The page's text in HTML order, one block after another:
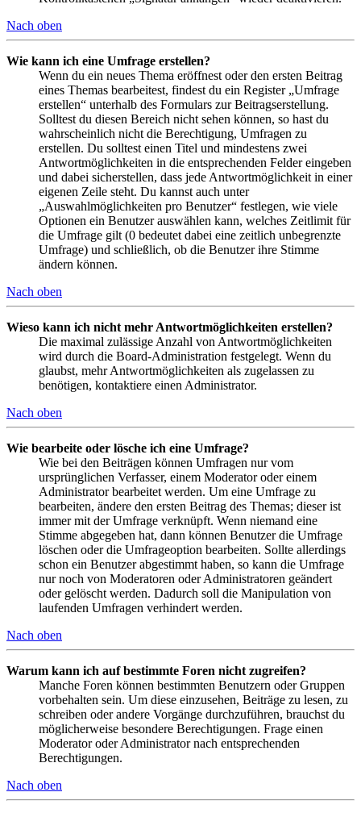
Nach oben
Wie kann ich eine Umfrage erstellen?
Wenn du ein neues Thema eröffnest oder den ersten Beitrag
eines Themas bearbeitest, findest du ein Register „Umfrage
erstellen“ unterhalb des Formulars zur Beitragserstellung.
Solltest du diesen Bereich nicht sehen können, so hast du
wahrscheinlich nicht die Berechtigung, Umfragen zu
erstellen. Du solltest einen Titel und mindestens zwei
Antwortmöglichkeiten in die entsprechenden Felder eingeben
und dabei sicherstellen, dass jede Antwortmöglichkeit in einer
eigenen Zeile steht. Du kannst auch unter
„Auswahlmöglichkeiten pro Benutzer“ festlegen, wie viele
Optionen ein Benutzer auswählen kann, welches Zeitlimit für
die Umfrage gilt (0 bedeutet dabei eine zeitlich unbegrenzte
Umfrage) und schließlich, ob die Benutzer ihre Stimme
ändern können.
Nach oben
Wieso kann ich nicht mehr Antwortmöglichkeiten erstellen?
Die maximal zulässige Anzahl von Antwortmöglichkeiten
wird durch die Board-Administration festgelegt. Wenn du
glaubst, mehr Antwortmöglichkeiten als zugelassen zu
benötigen, kontaktiere einen Administrator.
Nach oben
Wie bearbeite oder lösche ich eine Umfrage?
Wie bei den Beiträgen können Umfragen nur vom
ursprünglichen Verfasser, einem Moderator oder einem
Administrator bearbeitet werden. Um eine Umfrage zu
bearbeiten, ändere den ersten Beitrag des Themas; dieser ist
immer mit der Umfrage verknüpft. Wenn niemand eine
Stimme abgegeben hat, dann können Benutzer die Umfrage
löschen oder die Umfrageoption bearbeiten. Sollte allerdings
schon ein Benutzer abgestimmt haben, so kann die Umfrage
nur noch von Moderatoren oder Administratoren geändert
oder gelöscht werden. Dadurch soll die Manipulation von
laufenden Umfragen verhindert werden.
Nach oben
Warum kann ich auf bestimmte Foren nicht zugreifen?
Manche Foren können bestimmten Benutzern oder Gruppen
vorbehalten sein. Um diese einzusehen, Beiträge zu lesen, zu
schreiben oder andere Vorgänge durchzuführen, brauchst du
möglicherweise besondere Berechtigungen. Frage einen
Moderator oder Administrator nach entsprechenden
Berechtigungen.
Nach oben